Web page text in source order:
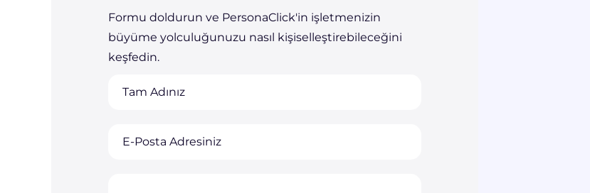
Formu doldurun ve PersonaClick'in işletmenizin
büyüme yolculuğunuzu nasıl kişiselleştirebileceğini
keşfedin.
Tam Adınız
E-Posta Adresiniz